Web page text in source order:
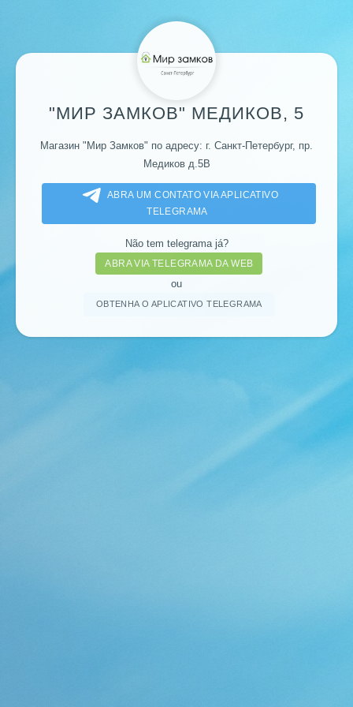
"МИР ЗАМКОВ" МЕДИКОВ, 5
Магазин "Мир Замков" по адресу: г. Санкт-Петербург, пр.
Медиков д.5В
ABRA UM CONTATO VIA APLICATIVO
TELEGRAMA
Não tem telegrama já?
ABRA VIA TELEGRAMA DA WEB
ou
OBTENHA O APLICATIVO TELEGRAMA